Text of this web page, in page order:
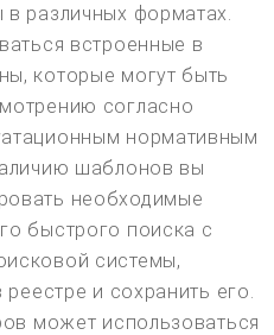
различных форматах.
встроенные в
которые могут быть
согласно
нормативным
шаблонов вы
необходимые
быстрого поиска с
системы,
и сохранить его.
может использоваться